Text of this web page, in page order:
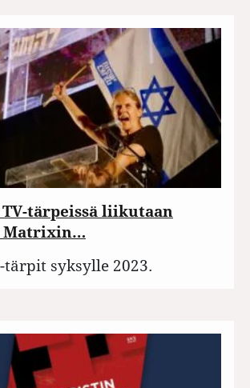
tärpeissä liikutaan
Matrixin…
tärpit syksylle 2023.